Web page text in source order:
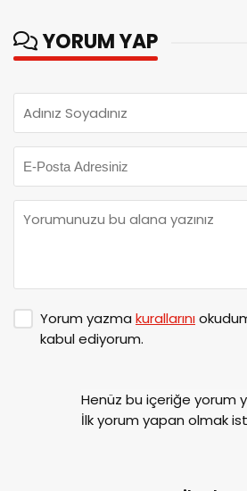
YORUM YAP
Yorum yazma kurallarını
kabul ediyorum.
Henüz bu içeriğe yorum
İlk yorum yapan olmak